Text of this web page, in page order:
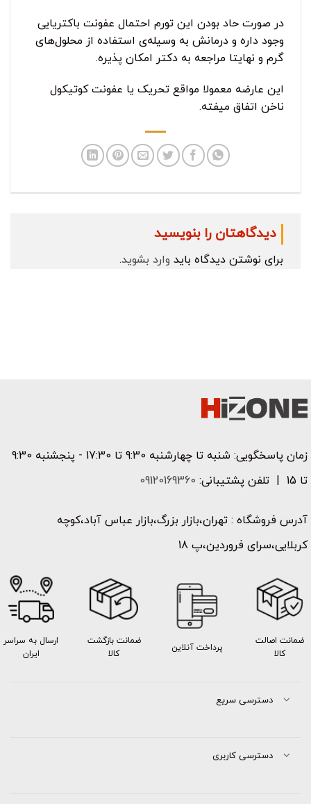
در صورت حاد بودن این تورم احتمال عفونت باکتریایی
وجود داره و درمانش به وسیله‌ی استفاده از محلول‌های
گرم و نهایتا مراجعه به دکتر امکان پذیره.
این عارضه معمولا مواقع تحریک یا عفونت کوتیکول
ناخن اتفاق میفته.
دیدگاهتان را بنویسید
برای نوشتن دیدگاه باید وارد بشوید.
زمان پاسخگویی: شنبه تا چهارشنبه 9:30 تا 17:30 - پنجشنبه 9:30
تا 15 | تلفن پشتیبانی:
09120169360
آدرس فروشگاه : تهران،بازار بزرگ،بازار عباس آباد،کوچه
کربلایی،سرای فروردین،پ 18
ضمانت اصالت
کالا
پرداخت آنلاین
ضمانت بازگشت
کالا
ارسال به سراسر
ایران
دسترسی سریع
دسترسی کاربری